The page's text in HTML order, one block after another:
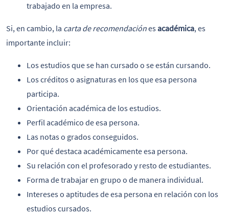
trabajado en la empresa.
Si, en cambio, la carta de recomendaciónesacadémica, es
importante incluir:
Los estudios que se han cursado o se están cursando.
Los créditos o asignaturas en los que esa persona
participa.
Orientación académica de los estudios.
Perfil académico de esa persona.
Las notas o grados conseguidos.
Por qué destaca académicamente esa persona.
Su relación con el profesorado y resto de estudiantes.
Forma de trabajar en grupo o de manera individual.
Intereses o aptitudes de esa persona en relación con los
estudios cursados.